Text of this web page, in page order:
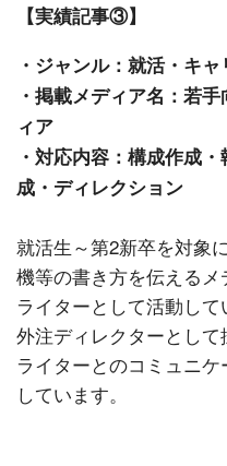
【実績記事③】
・ジャンル：就活・キャ
・掲載メディア名：若
ィア
・対応内容：構成作成
成・ディレクション
就活生～第2新卒を対象
機等の書き方を伝える
ライターとして活動し
外注ディレクターとし
ライターとのコミュニ
しています。